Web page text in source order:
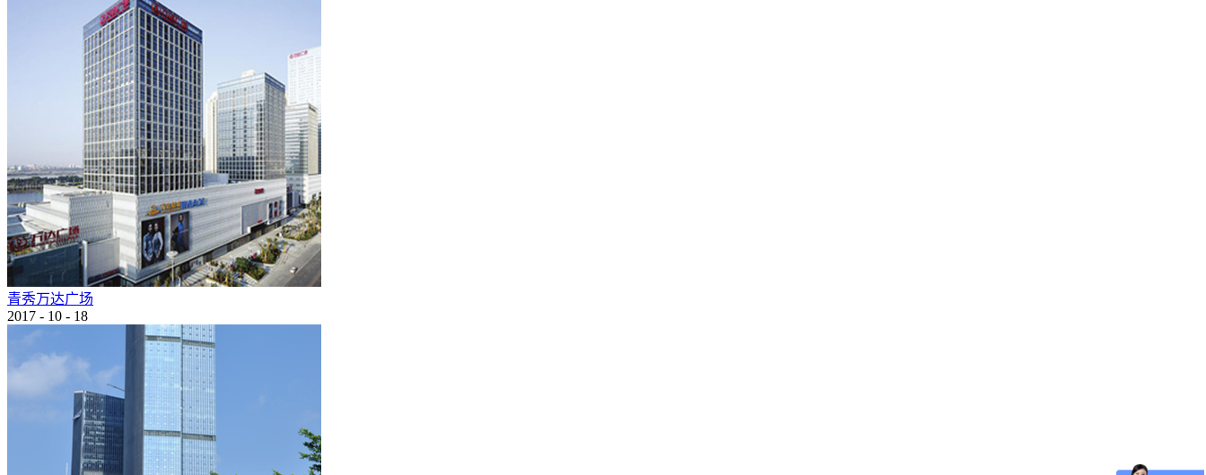
青秀万达广场
2017 - 10 - 18